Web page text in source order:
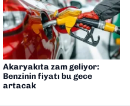
Akaryakıta zam geliyor:
Benzinin fiyatı bu gece
artacak